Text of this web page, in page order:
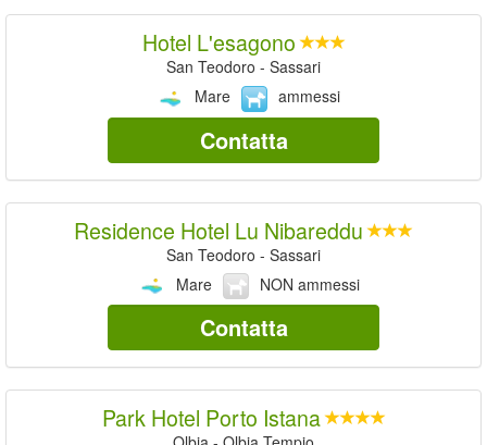
Hotel L'esagono
San Teodoro - Sassari
Mare
ammessi
Contatta
Residence Hotel Lu Nibareddu
San Teodoro - Sassari
Mare
NON ammessi
Contatta
Park Hotel Porto Istana